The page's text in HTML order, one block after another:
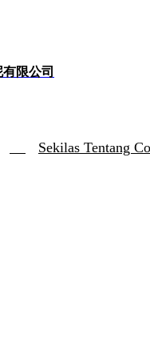
限公司
Sekilas Tentang